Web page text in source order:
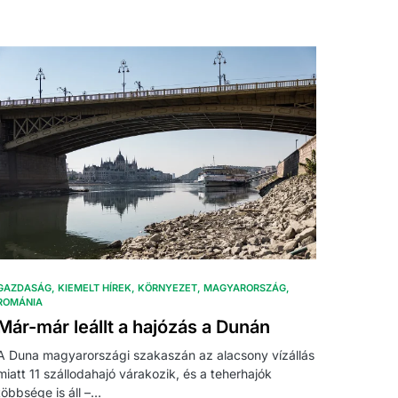
KIEMELT HÍREK KÖRNYEZET MAGYARORSZÁG
már leállt a hajózás a Dunán
Duna magyarországi szakaszán az alacsony vízállás
11 szállodahajó várakozik, és a teherhajók
is áll –…